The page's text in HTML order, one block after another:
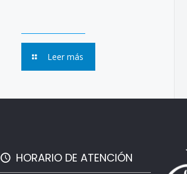
Leer más
HORARIO DE ATENCIÓN